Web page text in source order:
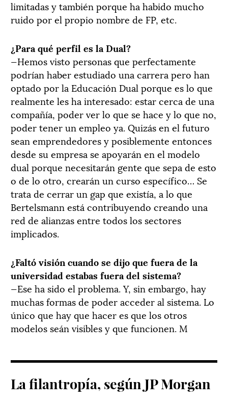
limitadas y también porque ha habido mucho
ruido por el propio nombre de FP, etc.
¿Para qué perfil es la Dual?
—Hemos visto personas que perfectamente
podrían haber estudiado una carrera pero han
optado por la Educación Dual porque es lo que
realmente les ha interesado: estar cerca de una
compañía, poder ver lo que se hace y lo que no,
poder tener un empleo ya. Quizás en el futuro
sean emprendedores y posiblemente entonces
desde su empresa se apoyarán en el modelo
dual porque necesitarán gente que sepa de esto
o de lo otro, crearán un curso específico… Se
trata de cerrar un gap que existía, a lo que
Bertelsmann está contribuyendo creando una
red de alianzas entre todos los sectores
implicados.
¿Faltó visión cuando se dijo que fuera de la
universidad estabas fuera del sistema?
—Ese ha sido el problema. Y, sin embargo, hay
muchas formas de poder acceder al sistema. Lo
único que hay que hacer es que los otros
modelos seán visibles y que funcionen. M
La filantropía, según JP Morgan